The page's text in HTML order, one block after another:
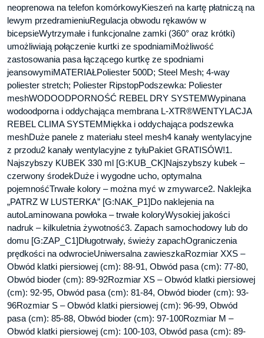
neoprenowa na telefon komórkowyKieszeń na kartę płatniczą na
lewym przedramieniuRegulacja obwodu rękawów w
bicepsieWytrzymałe i funkcjonalne zamki (360° oraz krótki)
umożliwiają połączenie kurtki ze spodniamiMożliwość
zastosowania pasa łączącego kurtkę ze spodniami
jeansowymiMATERIAŁPoliester 500D; Steel Mesh; 4-way
poliester stretch; Poliester RipstopPodszewka: Poliester
meshWODOODPORNOŚĆ REBEL DRY SYSTEMWypinana
wodoodporna i oddychająca membrana L-XTR®WENTYLACJA
REBEL CLIMA SYSTEMMiękka i oddychająca podszewka
meshDuże panele z materiału steel mesh4 kanały wentylacyjne
z przodu2 kanały wentylacyjne z tyłuPakiet GRATISÓW!1.
Najszybszy KUBEK 330 ml [G:KUB_CK]Najszybszy kubek –
czerwony środekDuże i wygodne ucho, optymalna
pojemnośćTrwałe kolory – można myć w zmywarce2. Naklejka
„PATRZ W LUSTERKA” [G:NAK_P1]Do naklejenia na
autoLaminowana powłoka – trwałe koloryWysokiej jakości
nadruk – kilkuletnia żywotność3. Zapach samochodowy lub do
domu [G:ZAP_C1]Długotrwały, świeży zapachOgraniczenia
prędkości na odwrocieUniwersalna zawieszkaRozmiar XXS –
Obwód klatki piersiowej (cm): 88-91, Obwód pasa (cm): 77-80,
Obwód bioder (cm): 89-92Rozmiar XS – Obwód klatki piersiowej
(cm): 92-95, Obwód pasa (cm): 81-84, Obwód bioder (cm): 93-
96Rozmiar S – Obwód klatki piersiowej (cm): 96-99, Obwód
pasa (cm): 85-88, Obwód bioder (cm): 97-100Rozmiar M –
Obwód klatki piersiowej (cm): 100-103, Obwód pasa (cm): 89-